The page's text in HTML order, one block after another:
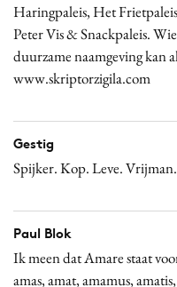
Haringpaleis, Het
Peter Vis & Snackpaleis.
duurzame naamgeving kan
www.skriptorzigila.com
Gestig
Spijker. Kop. Leve. Vrijman.
Paul Blok
Ik meen dat Amare staat
amas, amat, amamus,